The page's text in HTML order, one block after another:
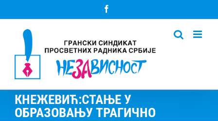
to
КНЕЖЕВИЋ:СТАЊЕ У
ОБРАЗОВАЊУ ТРАГИЧНО